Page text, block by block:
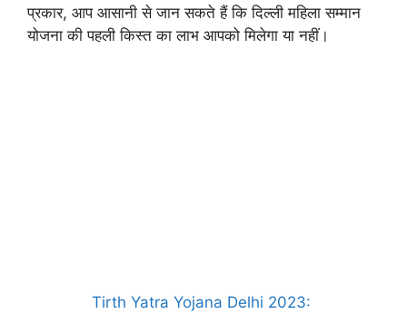
प्रकार, आप आसानी से जान सकते हैं कि दिल्ली महिला सम्मान
योजना की पहली किस्त का लाभ आपको मिलेगा या नहीं।
Tirth Yatra Yojana Delhi 2023: